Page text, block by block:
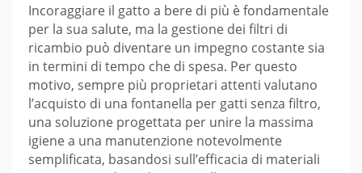
Incoraggiare il gatto a bere di più è fondamentale
per la sua salute, ma la gestione dei filtri di
ricambio può diventare un impegno costante sia
in termini di tempo che di spesa. Per questo
motivo, sempre più proprietari attenti valutano
l’acquisto di una fontanella per gatti senza filtro,
una soluzione progettata per unire la massima
igiene a una manutenzione notevolmente
semplificata, basandosi sull’efficacia di materiali